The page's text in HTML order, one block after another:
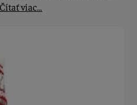
Čítať viac…